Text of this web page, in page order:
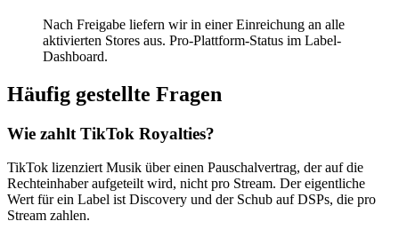
Nach Freigabe liefern wir in einer Einreichung an alle
aktivierten Stores aus. Pro-Plattform-Status im Label-
Dashboard.
Häufig gestellte Fragen
Wie zahlt TikTok Royalties?
TikTok lizenziert Musik über einen Pauschalvertrag, der auf die
Rechteinhaber aufgeteilt wird, nicht pro Stream. Der eigentliche
Wert für ein Label ist Discovery und der Schub auf DSPs, die pro
Stream zahlen.